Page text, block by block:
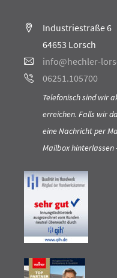
Industriestraße 6
64653 Lorsch
info@hechler-
06251.105700
Telefonisch sind wir
erreichen. Falls wir
eine Nachricht per
Mailbox hinterlassen